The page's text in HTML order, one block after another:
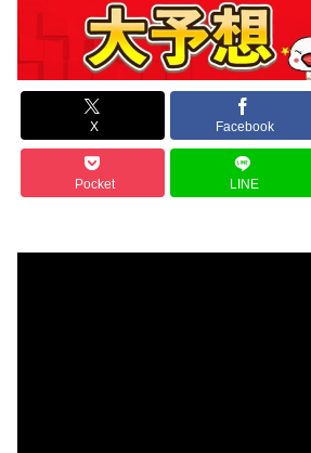
X Facebook
Pocket LINE